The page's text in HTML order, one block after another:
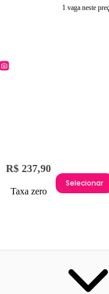
1 vaga neste
R$ 237,90
Taxa zero
Selecionar